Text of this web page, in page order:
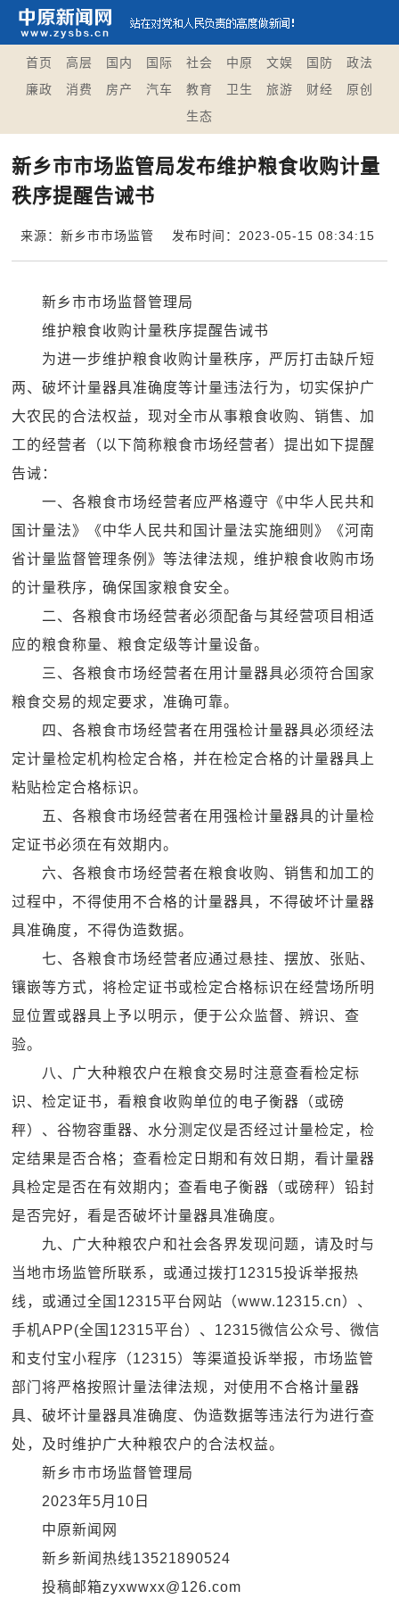
首页 高层 国内 国际 社会 中原 文娱 国防
政法
廉政
消费 房产 汽车 教育 卫生 旅游 财经
原创
生态
新乡市市场监管局发布维护粮食收购计量
秩序提醒告诫书
来源：新乡市市场监管 发布时间：2023-05-15 08:34:15
新乡市市场监督管理局
维护粮食收购计量秩序提醒告诫书
为进一步维护粮食收购计量秩序，严厉打击缺斤短
两、破坏计量器具准确度等计量违法行为，切实保护广
大农民的合法权益，现对全市从事粮食收购、销售、加
工的经营者（以下简称粮食市场经营者）提出如下提醒
告诫：
一、各粮食市场经营者应严格遵守《中华人民共和
国计量法》《中华人民共和国计量法实施细则》《河南
省计量监督管理条例》等法律法规，维护粮食收购市场
的计量秩序，确保国家粮食安全。
二、各粮食市场经营者必须配备与其经营项目相适
应的粮食称量、粮食定级等计量设备。
三、各粮食市场经营者在用计量器具必须符合国家
粮食交易的规定要求，准确可靠。
四、各粮食市场经营者在用强检计量器具必须经法
定计量检定机构检定合格，并在检定合格的计量器具上
粘贴检定合格标识。
五、各粮食市场经营者在用强检计量器具的计量检
定证书必须在有效期内。
六、各粮食市场经营者在粮食收购、销售和加工的
过程中，不得使用不合格的计量器具，不得破坏计量器
具准确度，不得伪造数据。
七、各粮食市场经营者应通过悬挂、摆放、张贴、
镶嵌等方式，将检定证书或检定合格标识在经营场所明
显位置或器具上予以明示，便于公众监督、辨识、查
验。
八、广大种粮农户在粮食交易时注意查看检定标
识、检定证书，看粮食收购单位的电子衡器（或磅
秤）、谷物容重器、水分测定仪是否经过计量检定，检
定结果是否合格；查看检定日期和有效日期，看计量器
具检定是否在有效期内；查看电子衡器（或磅秤）铅封
是否完好，看是否破坏计量器具准确度。
九、广大种粮农户和社会各界发现问题，请及时与
当地市场监管所联系，或通过拨打12315投诉举报热
线，或通过全国12315平台网站（www.12315.cn）、
手机APP(全国12315平台）、12315微信公众号、微信
和支付宝小程序（12315）等渠道投诉举报，市场监管
部门将严格按照计量法律法规，对使用不合格计量器
具、破坏计量器具准确度、伪造数据等违法行为进行查
处，及时维护广大种粮农户的合法权益。
新乡市市场监督管理局
2023年5月10日
中原新闻网
新乡新闻热线13521890524
投稿邮箱zyxwwxx@126.com